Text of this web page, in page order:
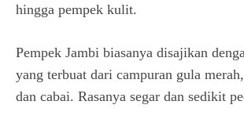
hingga pempek kulit.
Pempek Jambi biasanya disajikan
yang terbuat dari campuran gula
dan cabai. Rasanya segar dan sedikit